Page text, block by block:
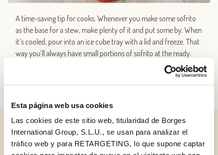
Esta página web usa cookies
Las cookies de este sitio web, titularidad de Borges
International Group, S.L.U., se usan para analizar el
tráfico web y para RETARGETING, lo que supone captar
A time-saving tip for cooks. Whenever you make some sofrito
as the base for a stew, make plenty of it and put some by. When
it’s cooled, pour into an ice cube tray with a lid and freeze. That
way you’ll always have small portions of sofrito at the ready.
RELATED POSTS